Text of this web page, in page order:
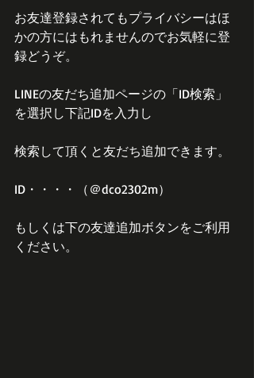
お友達登録されてもプライバシーはほ
かの方にはもれませんのでお気軽に登
録どうぞ。
LINEの友だち追加ページの「ID検索」
を選択し下記IDを入力し
検索して頂くと友だち追加できます。
ID・・・・（＠dco2302m）
もしくは下の友達追加ボタンをご利用
ください。